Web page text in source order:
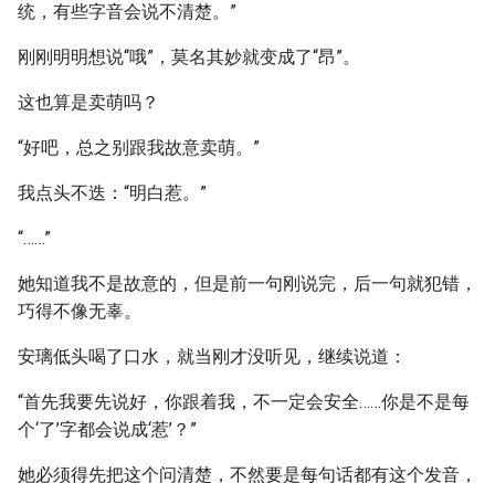
统，有些字音会说不清楚。”
刚刚明明想说“哦”，莫名其妙就变成了“昂”。
这也算是卖萌吗？
“好吧，总之别跟我故意卖萌。”
我点头不迭：“明白惹。”
“……”
她知道我不是故意的，但是前一句刚说完，后一句就犯错，
巧得不像无辜。
安璃低头喝了口水，就当刚才没听见，继续说道：
“首先我要先说好，你跟着我，不一定会安全……你是不是每
个‘了’字都会说成‘惹’？”
她必须得先把这个问清楚，不然要是每句话都有这个发音，